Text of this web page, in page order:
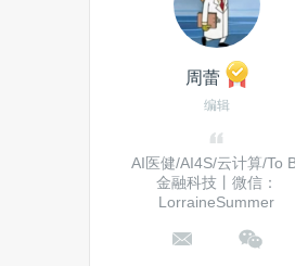
周蕾
编辑
AI医健/AI4S/云计算/To
金融科技丨微信：
LorraineSummer